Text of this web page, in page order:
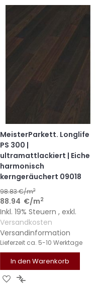
HINZUFÜGEN
HINZUFÜGEN
MeisterParkett. Longlife
PS 300 |
ultramattlackiert | Eiche
harmonisch
kerngeräuchert 09018
98.83€/m2
88.94 €/m2
Inkl. 19% Steuern,exkl.
Versandkosten
Versandinformation
Lieferzeit ca. 5-10 Werktage
In den Warenkorb
ZURZUR